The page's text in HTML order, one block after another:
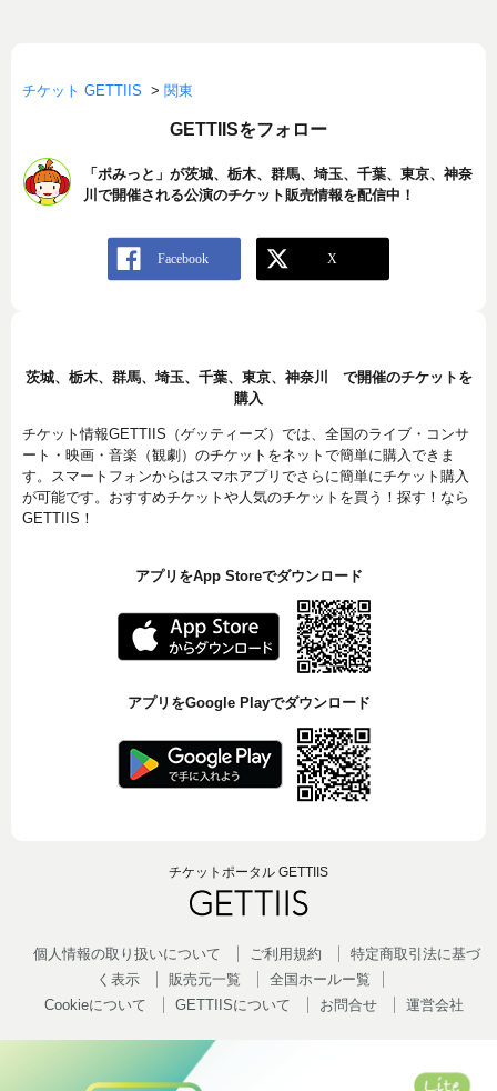
チケット GETTIIS > 関東
GETTIISをフォロー
「ポみっと」が茨城、栃木、群馬、埼玉、千葉、東京、神奈
川で開催される公演のチケット販売情報を配信中！
茨城、栃木、群馬、埼玉、千葉、東京、神奈川 で開催のチケットを
購入
チケット情報GETTIIS（ゲッティーズ）では、全国のライブ・コンサ
ート・映画・音楽（観劇）のチケットをネットで簡単に購入できま
す。スマートフォンからはスマホアプリでさらに簡単にチケット購入
が可能です。おすすめチケットや人気のチケットを買う！探す！なら
GETTIIS！
アプリをApp Storeでダウンロード
アプリをGoogle Playでダウンロード
チケットポータル GETTIIS
個人情報の取り扱いについて ご利用規約
特定商取引法に基づ
く表示
販売元一覧
全国ホールー覧
Cookieについて
GETTIISについて お問合せ 運営会社